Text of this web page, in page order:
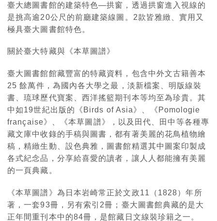
臺大總圖書館的建築特色—拱窗，透過拱窗進入視線的
是挑高逾20公尺的前廳建築線圖。2款皆雅緻、實用又
極具臺大圖書館特色。
關於臺大特藏與《本草圖譜》
臺大圖書館館藏豐富的特藏資料，包含中外文古籍善本
25 餘萬件，為國內各大學之最，淡新檔案、明版線裝
書、琉球歷代寶案、西洋搖籃期刊本等均至為珍貴。其
中如19世紀出版的《Birds of Asia》、《Pomologie
française》、《本草圖譜》，以及田代、田中等各種專
藏文庫中收錄的手稿與圖書，都有著美麗的花鳥植物繪
稿，精緻生動、設色典雅，圖書館精選其中圖案印製成
各式紀念品，分享給喜愛的讀者，讓人人都能擁有美麗
的一頁典藏。
《本草圖譜》為日本岩崎常正於文政11（1828）年所
著，一套93冊，另有索引2冊；臺大圖書館典藏的是大
正年間重刊本中的84冊，是館藏日文線裝珍籍之一。